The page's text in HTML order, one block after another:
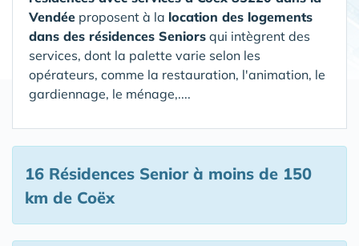
Vendée proposent à la location des logements
dans des résidences Seniors qui intègrent des
services, dont la palette varie selon les
opérateurs, comme la restauration, l'animation, le
gardiennage, le ménage,....
16 Résidences Seniorà moins de 150
km de Coëx